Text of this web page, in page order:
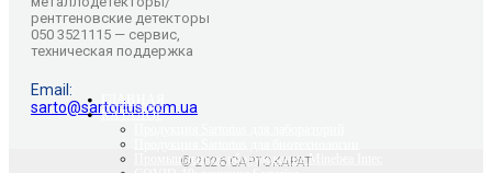
рентгеновские детекторы
050 3521115 — сервис,
техническая поддержка
Email:
sarto@sartorius.com.ua
© 2026 САРТОКАРАТ
ГЛАВНАЯ
КАТАЛОГ
Промышленное оборудование Minebea Intec